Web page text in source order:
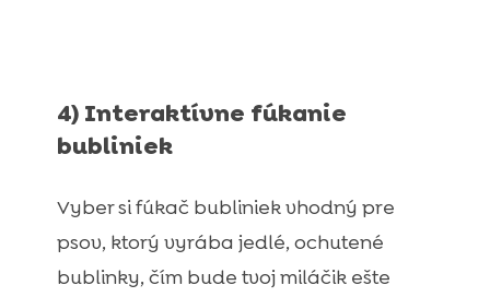
4) Interaktívne fúkanie
bubliniek
Vyber si fúkač bubliniek vhodný pre
psov, ktorý vyrába jedlé, ochutené
bublinky, čím bude tvoj miláčik ešte